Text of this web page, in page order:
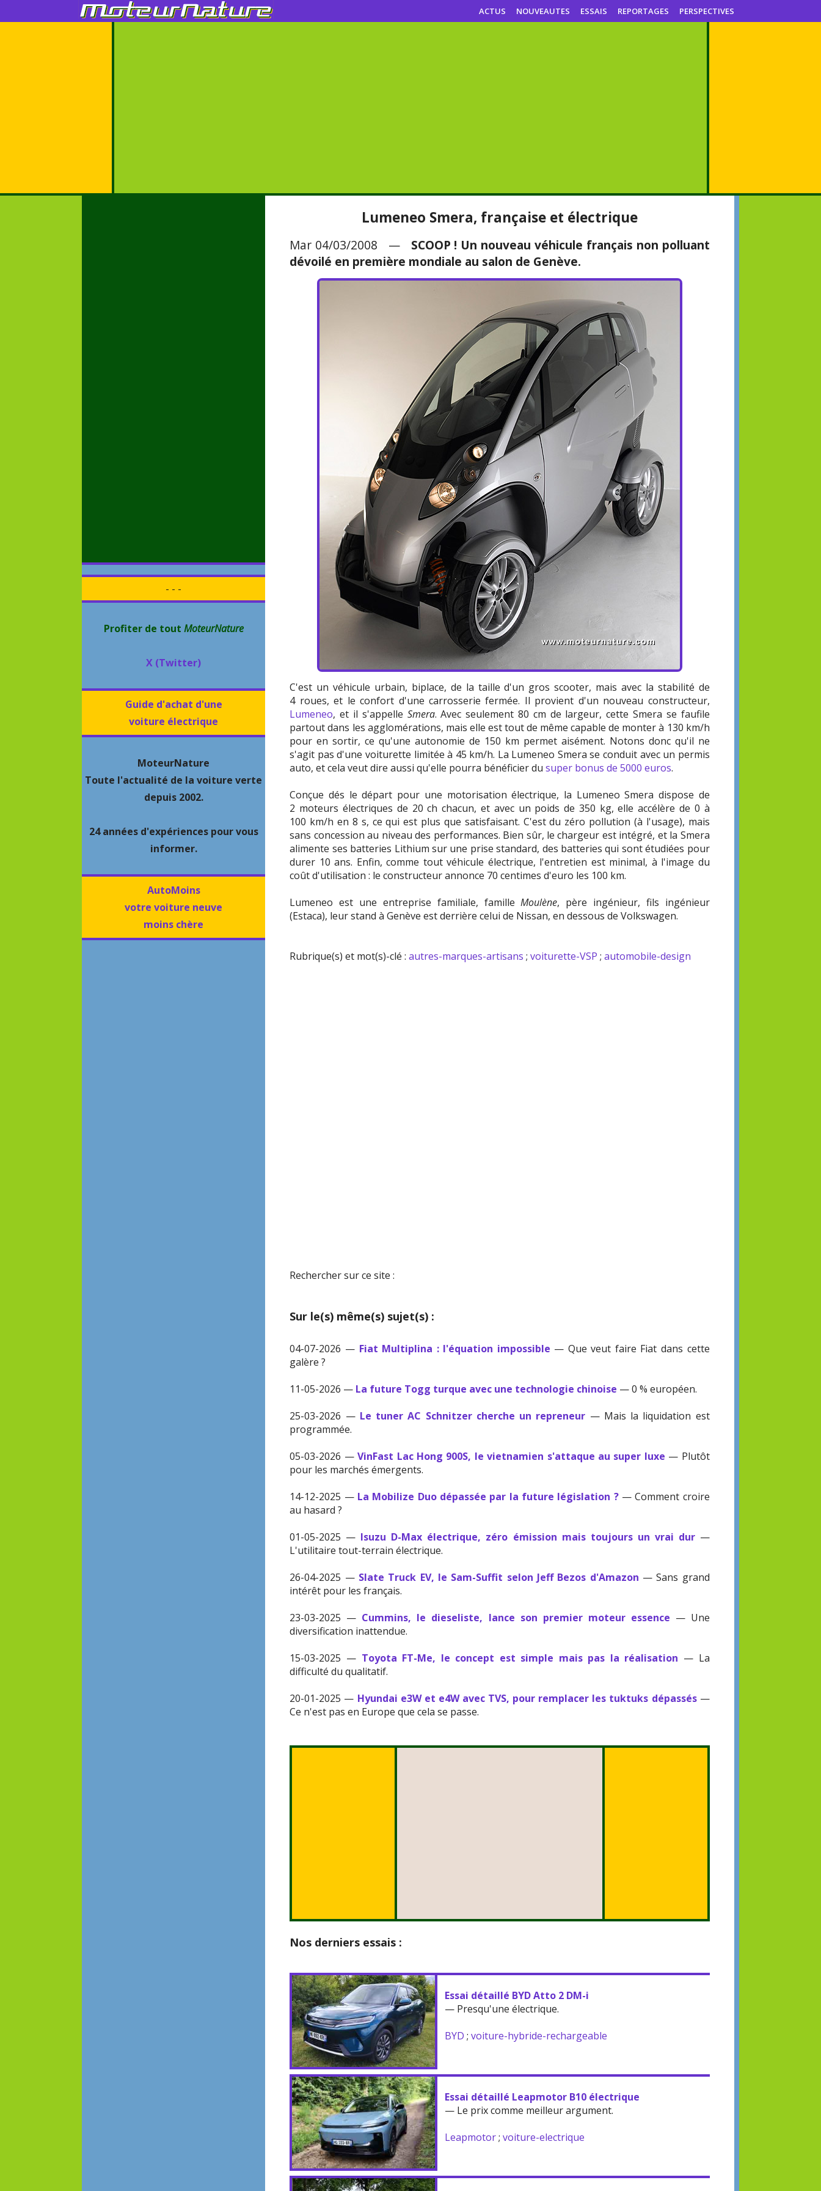
ACTUS NOUVEAUTES ESSAIS REPORTAGES PERSPECTIVES
- - -
Profiter de tout MoteurNature
X (Twitter)
Guide d'achat d'une
voiture électrique
MoteurNature
Toute l'actualité de la voiture verte
depuis 2002.
24 années d'expériences pour vous
informer.
AutoMoins
votre voiture neuve
moins chère
Lumeneo Smera, française et électrique
Mar 04/03/2008 — SCOOP ! Un nouveau véhicule français non polluant
dévoilé en première mondiale au salon de Genève.
C'est un véhicule urbain, biplace, de la taille d'un gros scooter, mais avec la stabilité de
4 roues, et le confort d'une carrosserie fermée. Il provient d'un nouveau constructeur,
Lumeneo, et il s'appelle Smera. Avec seulement 80 cm de largeur, cette Smera se faufile
partout dans les agglomérations, mais elle est tout de même capable de monter à 130 km/h
pour en sortir, ce qu'une autonomie de 150 km permet aisément. Notons donc qu'il ne
s'agit pas d'une voiturette limitée à 45 km/h. La Lumeneo Smera se conduit avec un permis
auto, et cela veut dire aussi qu'elle pourra bénéficier dusuper bonus de 5000 euros.
Conçue dés le départ pour une motorisation électrique, la Lumeneo Smera dispose de
2 moteurs électriques de 20 ch chacun, et avec un poids de 350 kg, elle accélère de 0 à
100 km/h en 8 s, ce qui est plus que satisfaisant. C'est du zéro pollution (à l'usage), mais
sans concession au niveau des performances. Bien sûr, le chargeur est intégré, et la Smera
alimente ses batteries Lithium sur une prise standard, des batteries qui sont étudiées pour
durer 10 ans. Enfin, comme tout véhicule électrique, l'entretien est minimal, à l'image du
coût d'utilisation : le constructeur annonce 70 centimes d'euro les 100 km.
Lumeneo est une entreprise familiale, familleMoulène, père ingénieur, fils ingénieur
(Estaca), leur stand à Genève est derrière celui de Nissan, en dessous de Volkswagen.
Rubrique(s) et mot(s)-clé :autres-marques-artisans ;voiturette-VSP ;automobile-design
Rechercher sur ce site :
Sur le(s) même(s) sujet(s) :
04-07-2026 — Fiat Multiplina : l'équation impossible — Que veut faire Fiat dans cette
galère ?
11-05-2026 — La future Togg turque avec une technologie chinoise — 0 % européen.
25-03-2026 — Le tuner AC Schnitzer cherche un repreneur — Mais la liquidation est
programmée.
05-03-2026 —VinFast Lac Hong 900S, le vietnamien s'attaque au super luxe — Plutôt
pour les marchés émergents.
14-12-2025 — La Mobilize Duo dépassée par la future législation ?— Comment croire
au hasard ?
01-05-2025 — Isuzu D-Max électrique, zéro émission mais toujours un vrai dur—
L'utilitaire tout-terrain électrique.
26-04-2025 — Slate Truck EV, le Sam-Suffit selon Jeff Bezos d'Amazon — Sans grand
intérêt pour les français.
23-03-2025 — Cummins, le dieseliste, lance son premier moteur essence — Une
diversification inattendue.
15-03-2025 — Toyota FT-Me, le concept est simple mais pas la réalisation — La
difficulté du qualitatif.
20-01-2025 — Hyundai e3W et e4W avec TVS, pour remplacer les tuktuks dépassés—
Ce n'est pas en Europe que cela se passe.
Nos derniers essais :
Essai détaillé BYD Atto 2 DM-i
— Presqu'une électrique.
BYD ;voiture-hybride-rechargeable
Essai détaillé Leapmotor B10 électrique
— Le prix comme meilleur argument.
Leapmotor;voiture-electrique